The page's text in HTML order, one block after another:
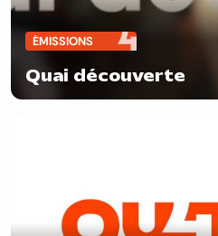
ÉMISSIONS
Quai découverte